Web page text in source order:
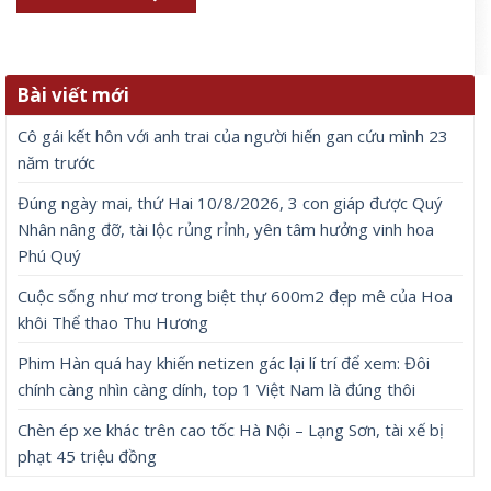
Bài viết mới
Cô gái kết hôn với anh trai của người hiến gan cứu mình 23
năm trước
Đúng ngày mai, thứ Hai 10/8/2026, 3 con giáp được Quý
Nhân nâng đỡ, tài lộc rủng rỉnh, yên tâm hưởng vinh hoa
Phú Quý
Cuộc sống như mơ trong biệt thự 600m2 đẹp mê của Hoa
khôi Thể thao Thu Hương
Phim Hàn quá hay khiến netizen gác lại lí trí để xem: Đôi
chính càng nhìn càng dính, top 1 Việt Nam là đúng thôi
Chèn ép xe khác trên cao tốc Hà Nội – Lạng Sơn, tài xế bị
phạt 45 triệu đồng